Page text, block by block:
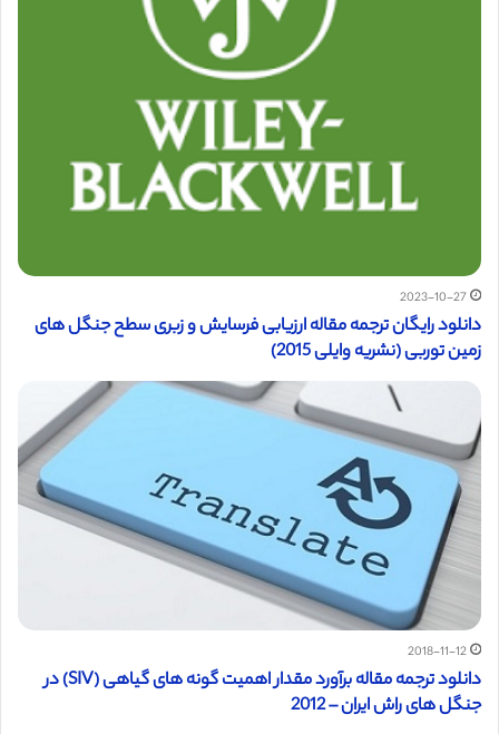
2023-10-27
دانلود رایگان ترجمه مقاله ارزیابی فرسایش و زبری سطح جنگل های
زمین توربی (نشریه وایلی 2015)
2018-11-12
دانلود ترجمه مقاله برآورد مقدار اهمیت گونه های گیاهی (SIV) در
جنگل های راش ایران – 2012